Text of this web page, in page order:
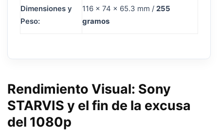
Dimensiones y
Peso:
116 x 74 x 65.3 mm / 255
gramos
Rendimiento Visual: Sony
STARVIS y el fin de la excusa
del 1080p